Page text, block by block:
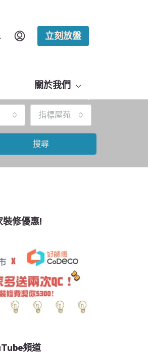
立刻放盤
關於我們
指標屋苑
搜尋
修優惠!
頻道